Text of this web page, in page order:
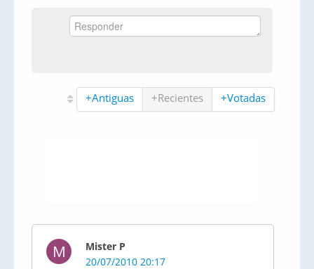
+Antiguas +Recientes +Votadas
M
Mister P
20/07/2010 20:17